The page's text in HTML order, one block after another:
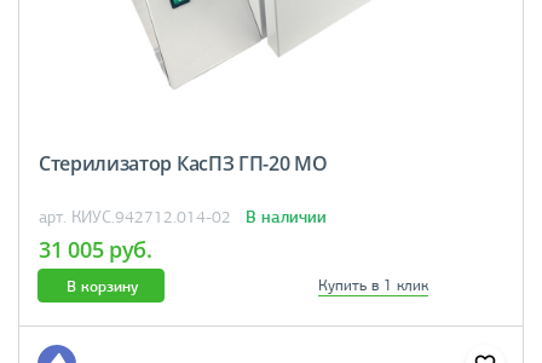
Стерилизатор КасПЗ ГП-20 МО
арт. КИУС.942712.014-02 В наличии
31 005 руб.
В корзину Купить в 1 клик